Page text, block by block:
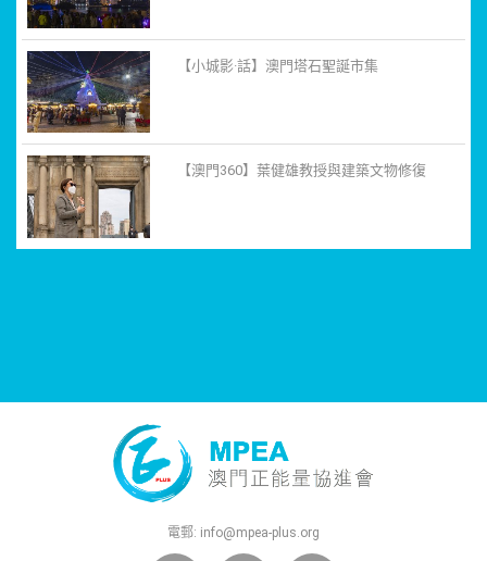
【小城影·話】澳門塔石聖誕市集
【澳門360】葉健雄教授與建築文物修復
電郵: info@mpea-plus.org